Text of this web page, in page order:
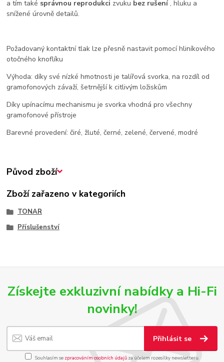
a tím také správnou reprodukci zvuku bez rušení, hluku a
snížené úrovně detailů.
Požadovaný kontaktní tlak lze přesně nastavit pomocí hliníkového
otočného knoflíku
Výhoda: díky své nízké hmotnosti je talířová svorka, na rozdíl od
gramofonových závaží, šetrnější k citlivým ložiskům
Díky upínacímu mechanismu je svorka vhodná pro všechny
gramofonové přístroje
Barevné provedení: čiré, žluté, černé, zelené, červené, modré
Původ zboží
Zboží zařazeno v kategoriích
TONAR
Příslušenství
Získejte exkluzivní nabídky a Hi-Fi
novinky!
Přihlásit se
Souhlasím se zpracováním osobních údajůza účelem rozesílky newsletteru.